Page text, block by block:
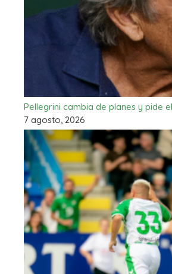
Pellegrini cambia de planes y pide
7 agosto, 2026